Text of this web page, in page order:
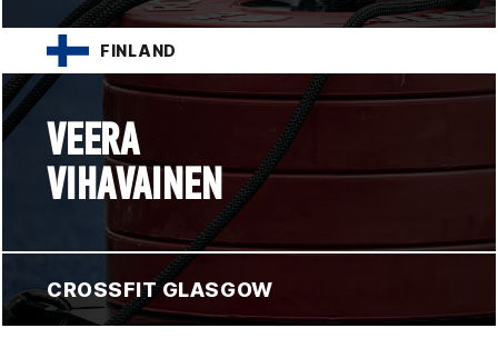
FINLAND
VEERA
VIHAVAINEN
CROSSFIT GLASGOW